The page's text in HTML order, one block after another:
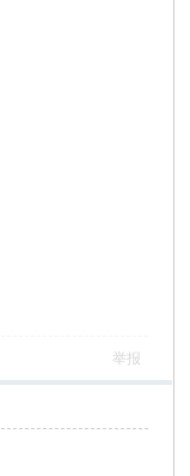
举报